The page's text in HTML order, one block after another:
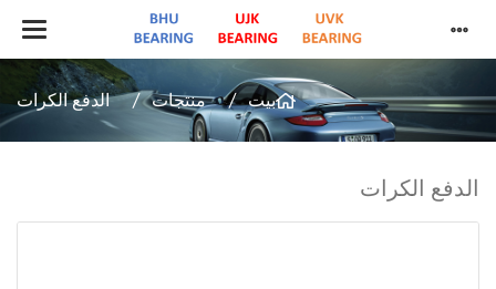
بيت منتجات الدفع الكرات
الدفع الكرات